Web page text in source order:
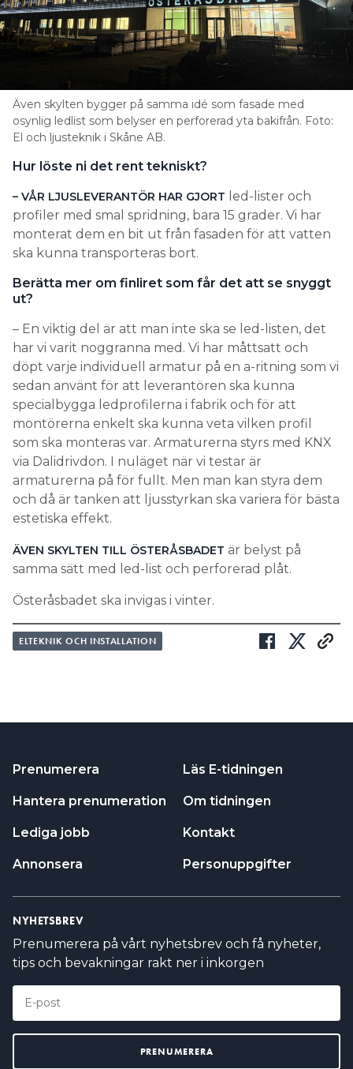
Även skylten bygger på samma idé som fasade med
osynlig ledlist som belyser en perforerad yta bakifrån. Foto:
El och ljusteknik i Skåne AB.
Hur löste ni det rent tekniskt?
– VÅR LJUSLEVERANTÖR HAR GJORT led-lister och
profiler med smal spridning, bara 15 grader. Vi har
monterat dem en bit ut från fasaden för att vatten
ska kunna transporteras bort.
Berätta mer om finliret som får det att se snyggt
ut?
– En viktig del är att man inte ska se led-listen, det
har vi varit noggranna med. Vi har måttsatt och
döpt varje individuell armatur på en a-ritning som vi
sedan använt för att leverantören ska kunna
specialbygga ledprofilerna i fabrik och för att
montörerna enkelt ska kunna veta vilken profil
som ska monteras var. Armaturerna styrs med KNX
via Dalidrivdon. I nuläget när vi testar är
armaturerna på för fullt. Men man kan styra dem
och då är tanken att ljusstyrkan ska variera för bästa
estetiska effekt.
ÄVEN SKYLTEN TILL ÖSTERÅSBADET är belyst på
samma sätt med led-list och perforerad plåt.
Österåsbadet ska invigas i vinter.
ELTEKNIK OCH INSTALLATION
Prenumerera
Hantera prenumeration
Lediga jobb
Annonsera
Läs E-tidningen
Om tidningen
Kontakt
Personuppgifter
NYHETSBREV
Prenumerera på vårt nyhetsbrev och få nyheter,
tips och bevakningar rakt ner i inkorgen